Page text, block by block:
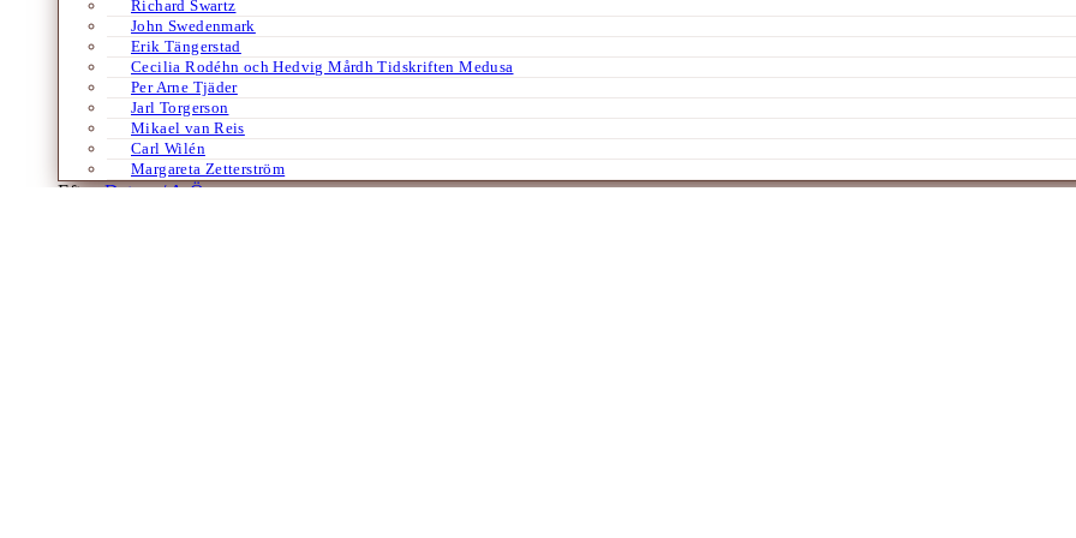
Richard Swartz
John Swedenmark
Erik Tängerstad
Cecilia Rodéhn och Hedvig Mårdh Tidskriften Medusa
Per Arne Tjäder
Jarl Torgerson
Mikael van Reis
Carl Wilén
Margareta Zetterström
Efter:Datum /A-Ö